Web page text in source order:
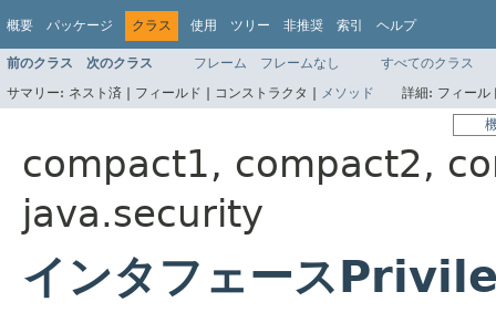
概要 パッケージ クラス 使用 ツリー 非推奨 索引 ヘルプ
前のクラス 次のクラス フレーム フレームなし
すべてのクラス
サマリー: ネスト済 | フィールド | コンストラクタ | メソッド 詳細: フィー
compact1, compact2,
java.security
インタフェース